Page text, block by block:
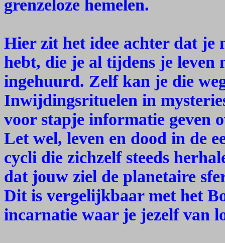
grenzeloze hemelen.
Hier zit het idee achter dat je
hebt, die je al tijdens je leven
ingehuurd. Zelf kan je die
Inwijdingsrituelen in
voor stapje informatie geven
Let wel, leven en dood in de
cycli die zichzelf steeds
dat jouw ziel de planetaire
Dit is vergelijkbaar met het
incarnatie waar je jezelf van